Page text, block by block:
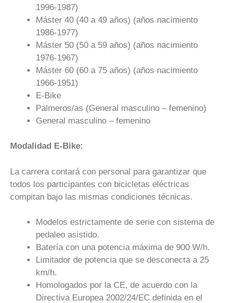
1996-1987)
Máster 40 (40 a 49 años) (años nacimiento
1986-1977)
Máster 50 (50 a 59 años) (años nacimiento
1976-1967)
Máster 60 (60 a 75 años) (años nacimiento
1966-1951)
E-Bike
Palmeros/as (General masculino – femenino)
General masculino – femenino
Modalidad E-Bike:
La carrera contará con personal para garantizar que
todos los participantes con bicicletas eléctricas
compitan bajo las mismas condiciones técnicas.
Modelos estrictamente de serie con sistema de
pedaleo asistido.
Batería con una potencia máxima de 900 W/h.
Limitador de potencia que se desconecta a 25
km/h.
Homologados por la CE, de acuerdo con la
Directiva Europea 2002/24/EC definida en el